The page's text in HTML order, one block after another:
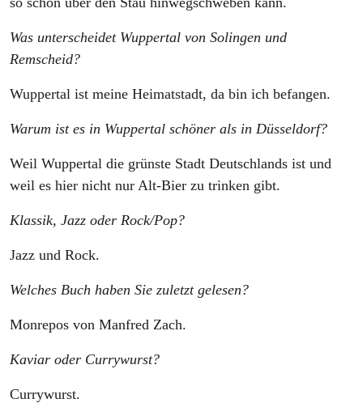
Was unterscheidet Wuppertal von Solingen und
Remscheid?
Wuppertal ist meine Heimatstadt, da bin ich befangen.
Warum ist es in Wuppertal schöner als in Düsseldorf?
Weil Wuppertal die grünste Stadt Deutschlands ist und
weil es hier nicht nur Alt-Bier zu trinken gibt.
Klassik, Jazz oder Rock/Pop?
Jazz und Rock.
Welches Buch haben Sie zuletzt gelesen?
Monrepos von Manfred Zach.
Kaviar oder Currywurst?
Currywurst.